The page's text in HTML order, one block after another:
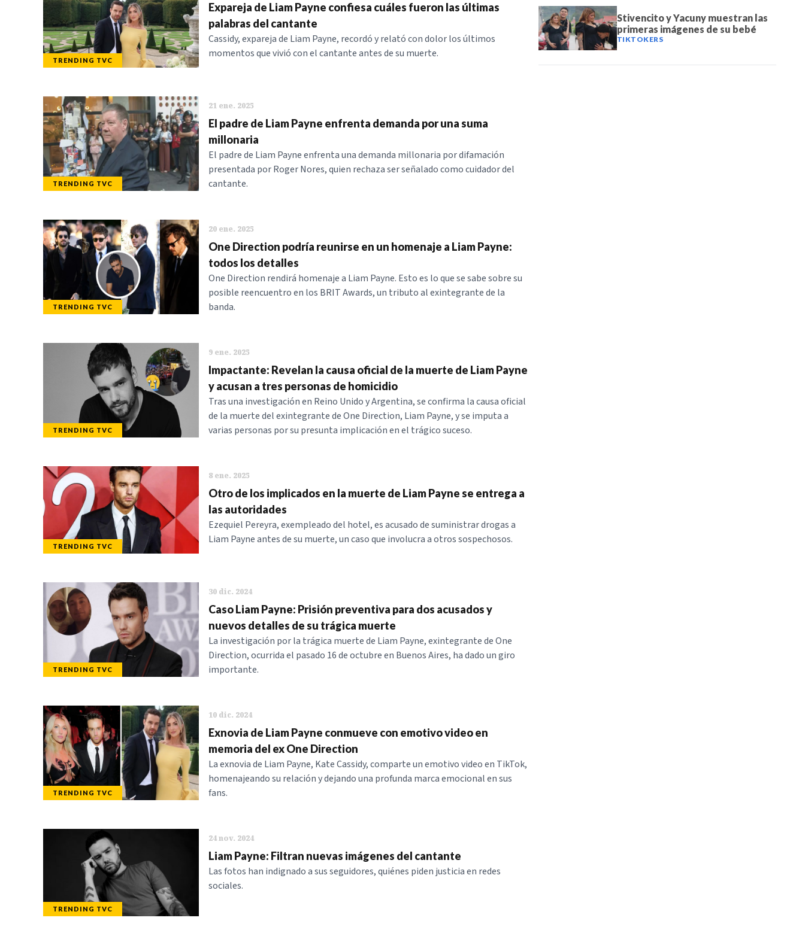
TRENDING TVC
Expareja de Liam Payne confiesa cuáles fueron las últimas
palabras del cantante
Cassidy, expareja de Liam Payne, recordó y relató con dolor los últimos
momentos que vivió con el cantante antes de su muerte.
TRENDING TVC
21 ene. 2025
El padre de Liam Payne enfrenta demanda por una suma
millonaria
El padre de Liam Payne enfrenta una demanda millonaria por difamación
presentada por Roger Nores, quien rechaza ser señalado como cuidador del
cantante.
TRENDING TVC
20 ene. 2025
One Direction podría reunirse en un homenaje a Liam Payne:
todos los detalles
One Direction rendirá homenaje a Liam Payne. Esto es lo que se sabe sobre su
posible reencuentro en los BRIT Awards, un tributo al exintegrante de la
banda.
TRENDING TVC
9 ene. 2025
Impactante: Revelan la causa oficial de la muerte de Liam Payne
y acusan a tres personas de homicidio
Tras una investigación en Reino Unido y Argentina, se confirma la causa oficial
de la muerte del exintegrante de One Direction, Liam Payne, y se imputa a
varias personas por su presunta implicación en el trágico suceso.
TRENDING TVC
8 ene. 2025
Otro de los implicados en la muerte de Liam Payne se entrega a
las autoridades
Ezequiel Pereyra, exempleado del hotel, es acusado de suministrar drogas a
Liam Payne antes de su muerte, un caso que involucra a otros sospechosos.
TRENDING TVC
30 dic. 2024
Caso Liam Payne: Prisión preventiva para dos acusados y
nuevos detalles de su trágica muerte
La investigación por la trágica muerte de Liam Payne, exintegrante de One
Direction, ocurrida el pasado 16 de octubre en Buenos Aires, ha dado un giro
importante.
TRENDING TVC
10 dic. 2024
Exnovia de Liam Payne conmueve con emotivo video en
memoria del ex One Direction
La exnovia de Liam Payne, Kate Cassidy, comparte un emotivo video en TikTok,
homenajeando su relación y dejando una profunda marca emocional en sus
fans.
TRENDING TVC
24 nov. 2024
Liam Payne: Filtran nuevas imágenes del cantante
Las fotos han indignado a sus seguidores, quiénes piden justicia en redes
sociales.
Stivencito y Yacuny muestran las
primeras imágenes de su bebé
TIKTOKERS